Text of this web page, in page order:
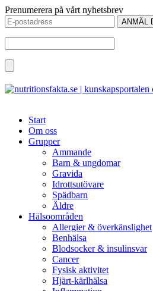
Prenumerera på vårt nyhetsbrev
Start
Om oss
Grupper
Ammande
Barn & ungdomar
Gravida
Idrottsutövare
Spädbarn
Äldre
Hälsoområden
Allergier & överkänslighet
Benhälsa
Blodsocker & insulinsvar
Cancer
Fysisk aktivitet
Hjärt-kärlhälsa